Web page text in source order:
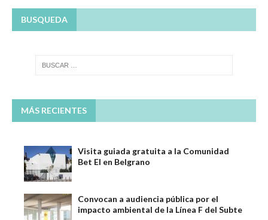
BUSQUEDA
MÁS RECIENTES
Visita guiada gratuita a la Comunidad
Bet El en Belgrano
Convocan a audiencia pública por el
impacto ambiental de la Línea F del Subte